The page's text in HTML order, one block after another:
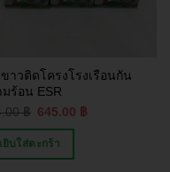
ขาวติดโครงโรงเรือนกัน
มร้อน ESR
฿ 645.00 ฿
ยิบใส่ตะกร้า